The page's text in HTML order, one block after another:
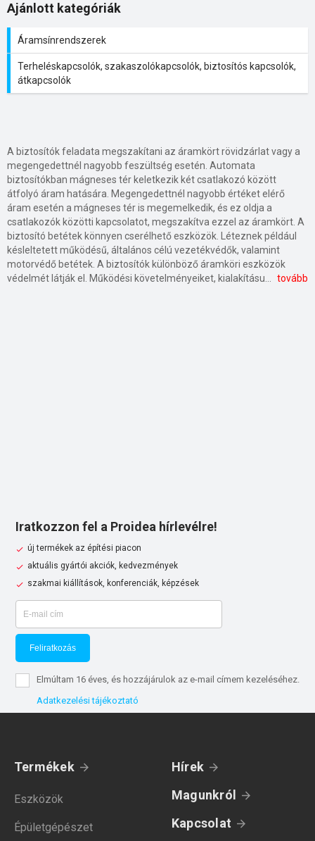
Ajánlott kategóriák
Áramsínrendszerek
Terheléskapcsolók, szakaszolókapcsolók, biztosítós kapcsolók,
átkapcsolók
A biztosítók feladata megszakítani az áramkört rövidzárlat vagy a
megengedettnél nagyobb feszültség esetén. Automata
biztosítókban mágneses tér keletkezik két csatlakozó között
átfolyó áram hatására. Megengedettnél nagyobb értéket elérő
áram esetén a mágneses tér is megemelkedik, és ez oldja a
csatlakozók közötti kapcsolatot, megszakítva ezzel az áramkört. A
biztosító betétek könnyen cserélhető eszközök. Léteznek például
késleltetett működésű, általános célú vezetékvédők, valamint
motorvédő betétek. A biztosítók különböző áramköri eszközök
tovább
Iratkozzon fel a Proidea hírlevélre!
új termékek az építési piacon
aktuális gyártói akciók, kedvezmények
szakmai kiállítások, konferenciák, képzések
Feliratkozás
Elmúltam 16 éves, és hozzájárulok az e-mail címem kezeléséhez.
Adatkezelési tájékoztató
Termékek
Eszközök
Épületgépészet
Hírek
Magunkról
Kapcsolat